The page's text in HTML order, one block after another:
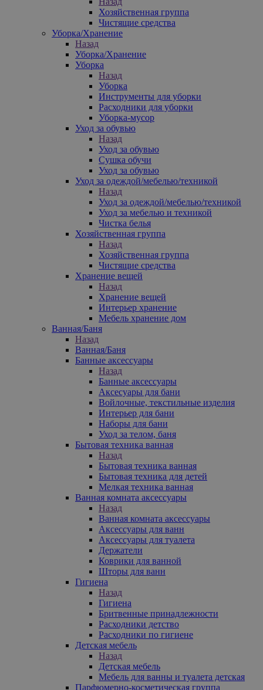
Хозяйственная группа
Чистящие средства
Уборка/Хранение
Назад
Уборка/Хранение
Уборка
Назад
Уборка
Инструменты для уборки
Расходники для уборки
Уборка-мусор
Уход за обувью
Назад
Уход за обувью
Сушка обучи
Уход за обувью
Уход за одеждой/мебелью/техникой
Назад
Уход за одеждой/мебелью/техникой
Уход за мебелью и техникой
Чистка белья
Хозяйственная группа
Назад
Хозяйственная группа
Чистящие средства
Хранение вещей
Назад
Хранение вещей
Интерьер хранение
Мебель хранение дом
Ванная/Баня
Назад
Ванная/Баня
Банные аксессуары
Назад
Банные аксессуары
Аксесуары для бани
Войлочные, текстильные изделия
Интерьер для бани
Наборы для бани
Уход за телом, баня
Бытовая техника ванная
Назад
Бытовая техника ванная
Бытовая техника для детей
Мелкая техника ванная
Ванная комната аксессуары
Назад
Ванная комната аксессуары
Аксессуары для ванн
Аксессуары для туалета
Держатели
Коврики для ванной
Шторы для ванн
Гигиена
Назад
Гигиена
Бритвенные принадлежности
Расходники детство
Расходники по гигиене
Детская мебель
Назад
Детская мебель
Мебель для ванны и туалета детская
Парфюмерно-косметическая группа